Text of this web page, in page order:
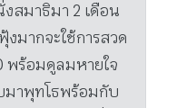
สมาธิมา 2 เดือน
งมากจะใช้การสวด
พร้อมดูลมหายใจ
มาพุทโธพร้อมกับ